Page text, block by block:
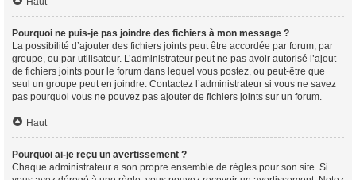
Pourquoi ne puis-je pas joindre des fichiers à mon message ?
La possibilité d’ajouter des fichiers joints peut être accordée par forum, par
groupe, ou par utilisateur. L’administrateur peut ne pas avoir autorisé l’ajout
de fichiers joints pour le forum dans lequel vous postez, ou peut-être que
seul un groupe peut en joindre. Contactez l’administrateur si vous ne savez
pas pourquoi vous ne pouvez pas ajouter de fichiers joints sur un forum.
Haut
Pourquoi ai-je reçu un avertissement ?
Chaque administrateur a son propre ensemble de règles pour son site. Si